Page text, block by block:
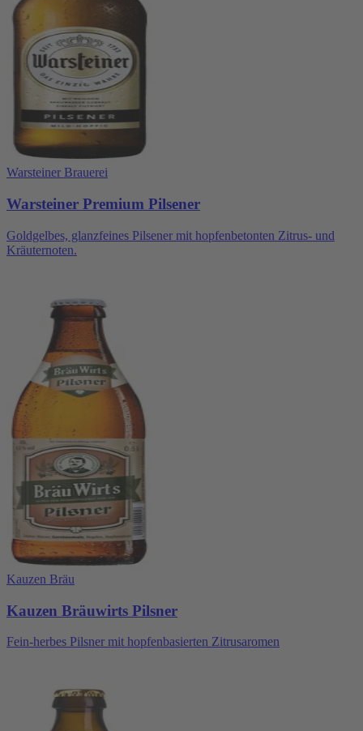
Warsteiner Brauerei
Warsteiner Premium Pilsener
Goldgelbes, glanzfeines Pilsener mit hopfenbetonten Zitrus- und
Kräuternoten.
Kauzen Bräu
Kauzen Bräuwirts Pilsner
Fein-herbes Pilsner mit hopfenbasierten Zitrusaromen